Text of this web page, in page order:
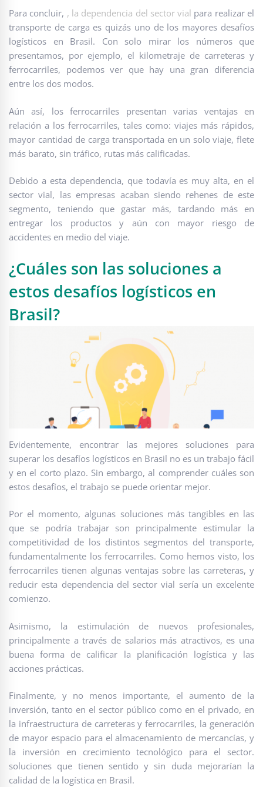
Para concluir, , la dependencia del sector vial para realizar el
transporte de carga es quizás uno de los mayores desafíos
logísticos en Brasil. Con solo mirar los números que
presentamos, por ejemplo, el kilometraje de carreteras y
ferrocarriles, podemos ver que hay una gran diferencia
entre los dos modos.
Aún así, los ferrocarriles presentan varias ventajas en
relación a los ferrocarriles, tales como: viajes más rápidos,
mayor cantidad de carga transportada en un solo viaje, flete
más barato, sin tráfico, rutas más calificadas.
Debido a esta dependencia, que todavía es muy alta, en el
sector vial, las empresas acaban siendo rehenes de este
segmento, teniendo que gastar más, tardando más en
entregar los productos y aún con mayor riesgo de
accidentes en medio del viaje.
¿Cuáles son las soluciones a
estos desafíos logísticos en
Brasil?
Evidentemente, encontrar las mejores soluciones para
superar los desafíos logísticos en Brasil no es un trabajo fácil
y en el corto plazo. Sin embargo, al comprender cuáles son
estos desafíos, el trabajo se puede orientar mejor.
Por el momento, algunas soluciones más tangibles en las
que se podría trabajar son principalmente estimular la
competitividad de los distintos segmentos del transporte,
fundamentalmente los ferrocarriles. Como hemos visto, los
ferrocarriles tienen algunas ventajas sobre las carreteras, y
reducir esta dependencia del sector vial sería un excelente
comienzo.
Asimismo, la estimulación de nuevos profesionales,
principalmente a través de salarios más atractivos, es una
buena forma de calificar la planificación logística y las
acciones prácticas.
Finalmente, y no menos importante, el aumento de la
inversión, tanto en el sector público como en el privado, en
la infraestructura de carreteras y ferrocarriles, la generación
de mayor espacio para el almacenamiento de mercancías, y
la inversión en crecimiento tecnológico para el sector.
soluciones que tienen sentido y sin duda mejorarían la
calidad de la logística en Brasil.